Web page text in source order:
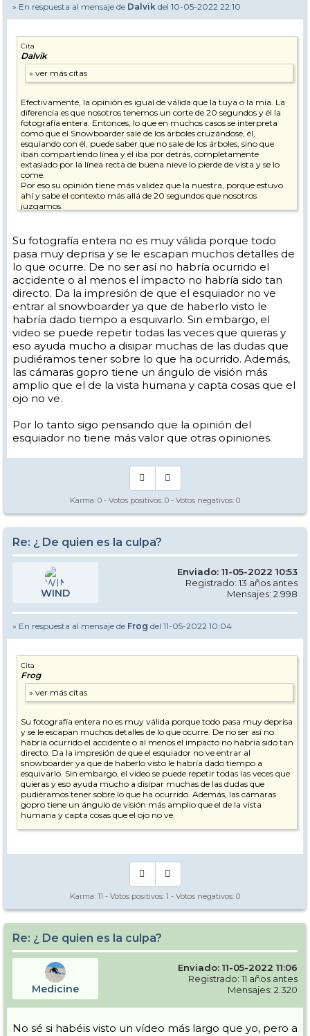
» En respuesta al mensaje de Dalvik del 10-05-2022 22:10
Cita
Dalvik
Efectivamente, la opinión es igual de válida que la tuya o la mía. La
diferencia es que nosotros tenemos un corte de 20 segundos y él la
fotografía entera. Entonces, lo que en muchos casos se interpreta
como que el Snowboarder sale de los árboles cruzándose, él,
esquiando con él, puede saber que no sale de los árboles, sino que
iban compartiendo línea y él iba por detrás, completamente
extasiado por la línea recta de buena nieve lo pierde de vista y se lo
come.
Por eso su opinión tiene más validez que la nuestra, porque estuvo
ahí y sabe el contexto más allá de 20 segundos que nosotros
juzgamos.
nada, pero el destrozo que se podían haber hecho es fino.
Su fotografía entera no es muy válida porque todo
pasa muy deprisa y se le escapan muchos detalles de
lo que ocurre. De no ser así no habría ocurrido el
accidente o al menos el impacto no habría sido tan
directo. Da la impresión de que el esquiador no ve
entrar al snowboarder ya que de haberlo visto le
habría dado tiempo a esquivarlo. Sin embargo, el
video se puede repetir todas las veces que quieras y
eso ayuda mucho a disipar muchas de las dudas que
pudiéramos tener sobre lo que ha ocurrido. Además,
las cámaras gopro tiene un ángulo de visión más
amplio que el de la vista humana y capta cosas que el
ojo no ve.
Por lo tanto sigo pensando que la opinión del
esquiador no tiene más valor que otras opiniones.
Karma: 0 - Votos positivos: 0 - Votos negativos: 0
Re: ¿ De quien es la culpa?
WIND
Enviado: 11-05-2022 10:53
Registrado: 13 años antes
Mensajes: 2.998
» En respuesta al mensaje de Frog del 11-05-2022 10:04
Cita
Frog
Su fotografía entera no es muy válida porque todo pasa muy deprisa
y se le escapan muchos detalles de lo que ocurre. De no ser así no
habría ocurrido el accidente o al menos el impacto no habría sido tan
directo. Da la impresión de que el esquiador no ve entrar al
snowboarder ya que de haberlo visto le habría dado tiempo a
esquivarlo. Sin embargo, el video se puede repetir todas las veces que
quieras y eso ayuda mucho a disipar muchas de las dudas que
pudiéramos tener sobre lo que ha ocurrido. Además, las cámaras
gopro tiene un ángulo de visión más amplio que el de la vista
humana y capta cosas que el ojo no ve.
Karma: 11 - Votos positivos: 1 - Votos negativos: 0
Re: ¿ De quien es la culpa?
Medicine
Enviado: 11-05-2022 11:06
Registrado: 11 años antes
Mensajes: 2.320
No sé si habéis visto un vídeo más largo que yo, pero a